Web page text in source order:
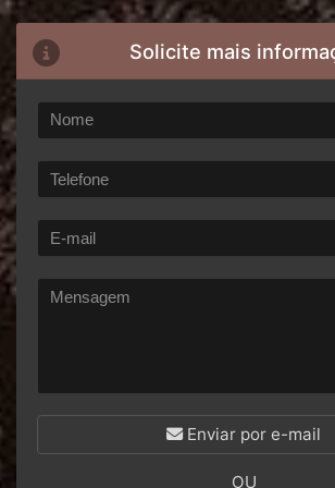
Solicite mais
Enviar por e-mail
OU